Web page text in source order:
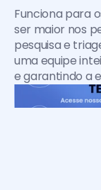
Funciona para
ser maior nos
pesquisa e
uma equipe
e garantindo a